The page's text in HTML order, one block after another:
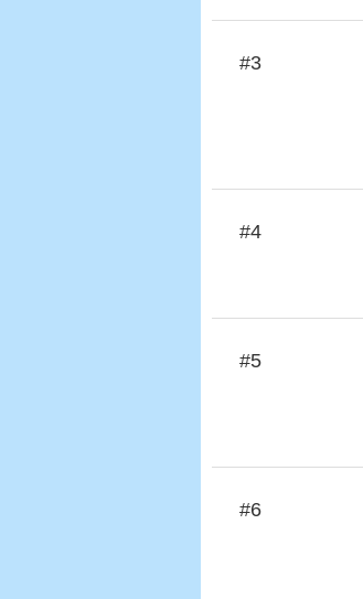
#3
#4
#5
#6